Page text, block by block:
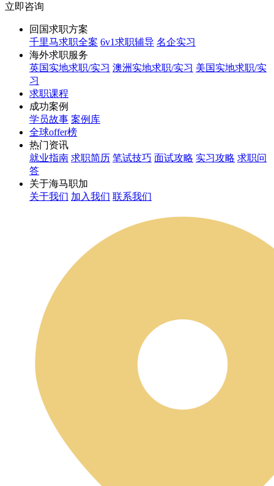
立即咨询
回国求职方案
千里马求职全案 6v1求职辅导 名企实习
海外求职服务
英国实地求职/实习 澳洲实地求职/实习 美国实地求职/实
习
求职课程
成功案例
学员故事 案例库
全球offer榜
热门资讯
就业指南 求职简历 笔试技巧 面试攻略 实习攻略 求职问
答
关于海马职加
关于我们 加入我们 联系我们